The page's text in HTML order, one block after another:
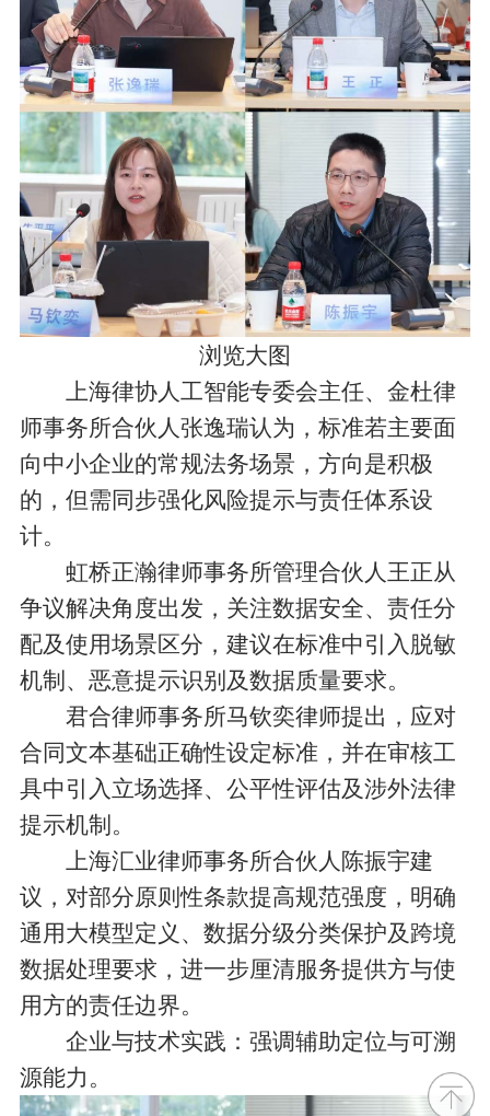
浏览大图
上海律协人工智能专委会主任、金杜律
师事务所合伙人张逸瑞认为，标准若主要面
向中小企业的常规法务场景，方向是积极
的，但需同步强化风险提示与责任体系设
计。
虹桥正瀚律师事务所管理合伙人王正从
争议解决角度出发，关注数据安全、责任分
配及使用场景区分，建议在标准中引入脱敏
机制、恶意提示识别及数据质量要求。
君合律师事务所马钦奕律师提出，应对
合同文本基础正确性设定标准，并在审核工
具中引入立场选择、公平性评估及涉外法律
提示机制。
上海汇业律师事务所合伙人陈振宇建
议，对部分原则性条款提高规范强度，明确
通用大模型定义、数据分级分类保护及跨境
数据处理要求，进一步厘清服务提供方与使
用方的责任边界。
企业与技术实践：强调辅助定位与可溯
源能力。